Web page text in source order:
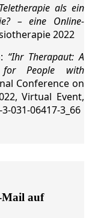
als ein
– eine Online-
2022
“Ihr Therapaut: A
for People with
Conference on
Virtual Event,
031-06417-3_66
Mail auf